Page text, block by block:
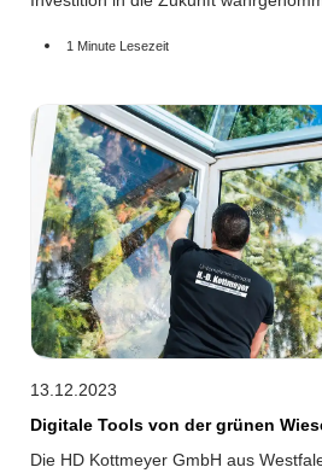
1 Minute Lesezeit
13.12.2023
Digitale Tools von der grünen
Die HD Kottmeyer GmbH aus